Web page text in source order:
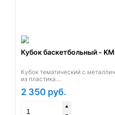
Кубок баскетбольный -
Кубок тематический с
из пластика....
2 350 руб.